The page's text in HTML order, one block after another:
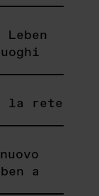
Leben
la rete
a